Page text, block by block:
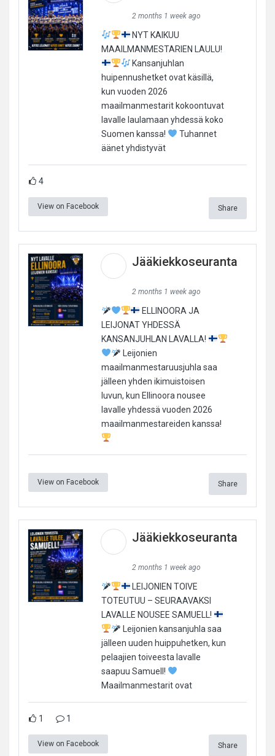
2 months 1 week ago
NYT KAIKUU
MAAILMANMESTARIEN LAULU!
Kansanjuhlan
huipennushetket ovat käsillä,
kun vuoden 2026
maailmanmestarit kokoontuvat
lavalle laulamaan yhdessä koko
Suomen kanssa!
Tuhannet
äänet yhdistyvät
4
View on Facebook Share
Jääkiekkoseuranta
2 months 1 week ago
ELLINOORA JA
LEIJONAT YHDESSÄ
KANSANJUHLAN LAVALLA!
Leijonien
maailmanmestaruusjuhla saa
jälleen yhden ikimuistoisen
luvun, kun Ellinoora nousee
lavalle yhdessä vuoden 2026
maailmanmestareiden kanssa!
View on Facebook Share
Jääkiekkoseuranta
2 months 1 week ago
LEIJONIEN TOIVE
TOTEUTUU – SEURAAVAKSI
LAVALLE NOUSEE SAMUELL!
Leijonien kansanjuhla saa
jälleen uuden huippuhetken, kun
pelaajien toiveesta lavalle
saapuu Samuell!
Maailmanmestarit ovat
1 1
View on Facebook Share